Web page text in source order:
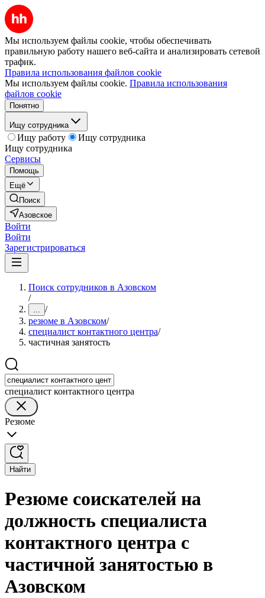
Мы используем файлы cookie, чтобы обеспечивать
правильную работу нашего веб-сайта и анализировать сетевой
трафик.
Правила использования файлов cookie
Мы используем файлы cookie. Правила использования
файлов cookie
Понятно
Ищу сотрудника
Ищу работу
Ищу сотрудника
Ищу сотрудника
Сервисы
Помощь
Ещё
Поиск
Азовское
Войти
Войти
Зарегистрироваться
Поиск сотрудников в Азовском
/
... /
резюме в Азовском/
специалист контактного центра/
частичная занятость
специалист контактного центра
Резюме
Найти
Резюме соискателей на
должность специалиста
контактного центра с
частичной занятостью в
Азовском